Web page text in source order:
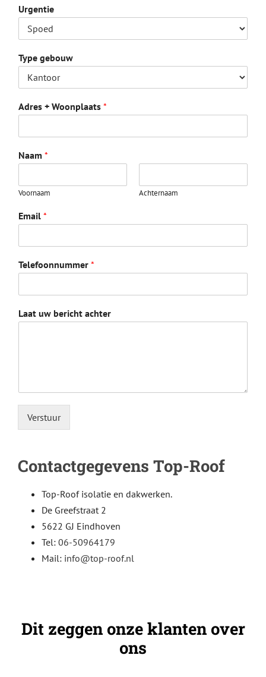
Urgentie
Type gebouw
Adres + Woonplaats *
Naam *
Voornaam Achternaam
Email *
Telefoonnummer *
Laat uw bericht achter
Verstuur
Contactgegevens Top-Roof
Top-Roof isolatie en dakwerken.
De Greefstraat 2
5622 GJ Eindhoven
Tel: 06-50964179
Mail: info@top-roof.nl
Dit zeggen onze klanten over
ons